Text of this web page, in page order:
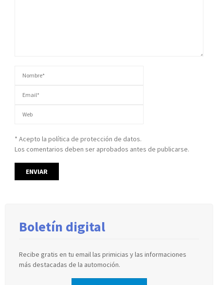
* Acepto la política de protección de datos.
Los comentarios deben ser aprobados antes de publicarse.
Boletín digital
Recibe gratis en tu email las primicias y las informaciones
más destacadas de la automoción.